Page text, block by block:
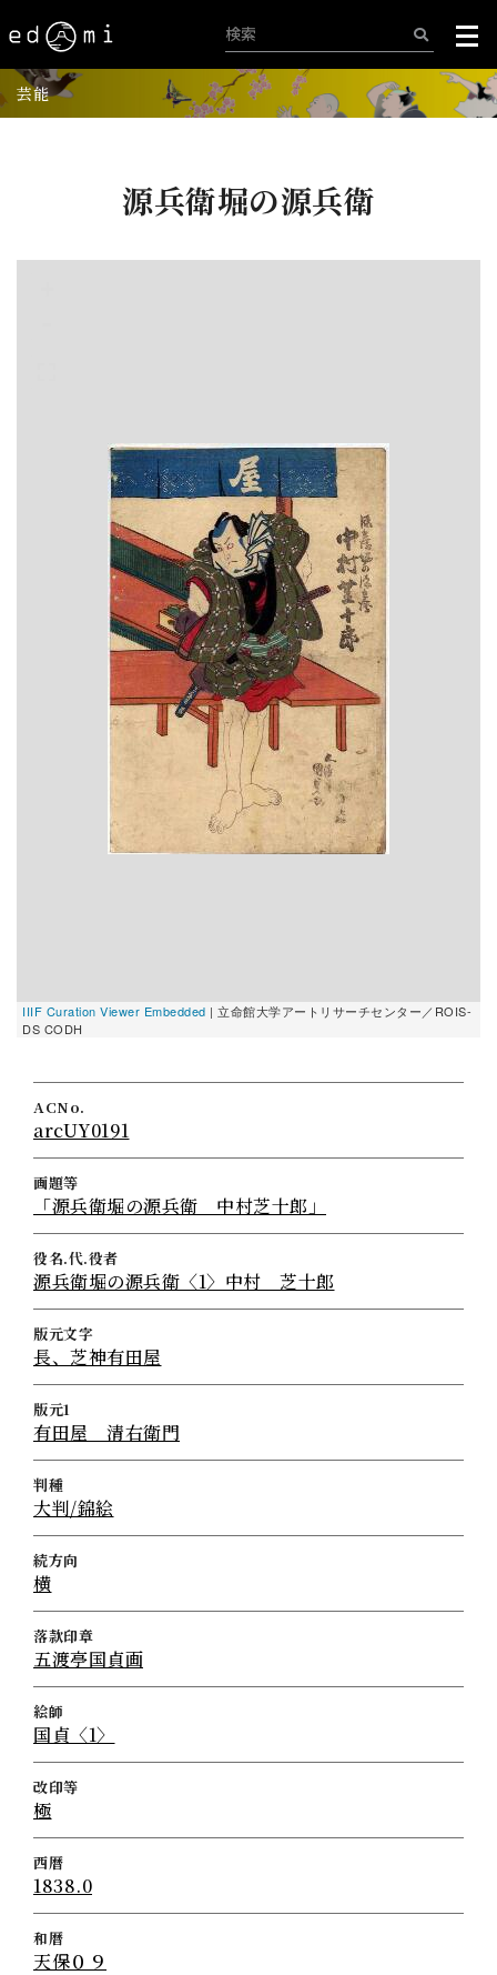
芸能
源兵衛堀の源兵衛
IIIF Curation Viewer Embedded | 立命館大学アートリサーチセンター／ROIS-
DS CODH
ACNo.
arcUY0191
画題等
「源兵衛堀の源兵衛 中村芝十郎」
役名.代.役者
源兵衛堀の源兵衛〈1〉中村 芝十郎
版元文字
長、芝神有田屋
版元1
有田屋 清右衛門
判種
大判/錦絵
続方向
横
落款印章
五渡亭国貞画
絵師
国貞〈1〉
改印等
極
西暦
1838.0
和暦
天保０９